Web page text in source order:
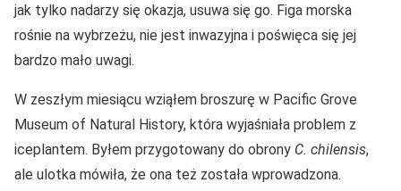
jak tylko nadarzy się okazja, usuwa się go. Figa morska
rośnie na wybrzeżu, nie jest inwazyjna i poświęca się jej
bardzo mało uwagi.
W zeszłym miesiącu wziąłem broszurę w Pacific Grove
Museum of Natural History, która wyjaśniała problem z
iceplantem. Byłem przygotowany do obrony C. chilensis,
ale ulotka mówiła, że ona też została wprowadzona.